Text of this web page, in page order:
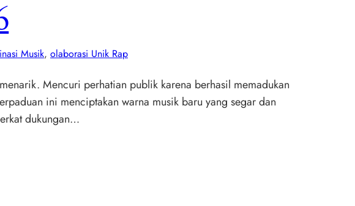
Musik, olaborasi Unik Rap
Mencuri perhatian publik karena berhasil memadukan
ini menciptakan warna musik baru yang segar dan
dukungan…